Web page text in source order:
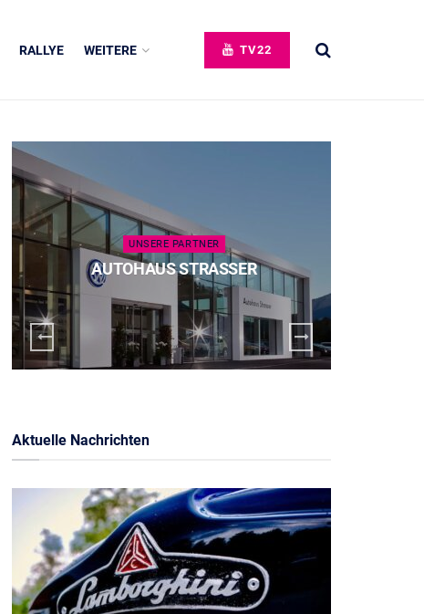
RALLYE WEITERE TV22
UNSERE PARTNER
AUTOHAUS STRASSER
Aktuelle Nachrichten